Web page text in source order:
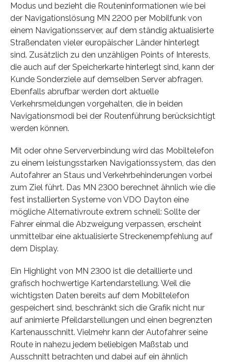
Modus und bezieht die Routeninformationen wie bei
der Navigationslösung MN 2200 per Mobilfunk von
einem Navigationsserver, auf dem ständig aktualisierte
Straßendaten vieler europäischer Länder hinterlegt
sind. Zusätzlich zu den unzähligen Points of Interests,
die auch auf der Speicherkarte hinterlegt sind, kann der
Kunde Sonderziele auf demselben Server abfragen.
Ebenfalls abrufbar werden dort aktuelle
Verkehrsmeldungen vorgehalten, die in beiden
Navigationsmodi bei der Routenführung berücksichtigt
werden können.
Mit oder ohne Serververbindung wird das Mobiltelefon
zu einem leistungsstarken Navigationssystem, das den
Autofahrer an Staus und Verkehrbehinderungen vorbei
zum Ziel führt. Das MN 2300 berechnet ähnlich wie die
fest installierten Systeme von VDO Dayton eine
mögliche Alternativroute extrem schnell: Sollte der
Fahrer einmal die Abzweigung verpassen, erscheint
unmittelbar eine aktualisierte Streckenempfehlung auf
dem Display.
Ein Highlight von MN 2300 ist die detaillierte und
grafisch hochwertige Kartendarstellung. Weil die
wichtigsten Daten bereits auf dem Mobiltelefon
gespeichert sind, beschränkt sich die Grafik nicht nur
auf animierte Pfeildarstellungen und einen begrenzten
Kartenausschnitt. Vielmehr kann der Autofahrer seine
Route in nahezu jedem beliebigen Maßstab und
Ausschnitt betrachten und dabei auf ein ähnlich